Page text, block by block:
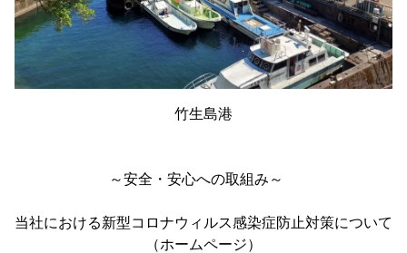
竹生島港
～安全・安心への取組み～
当社における新型コロナウィルス感染症防止対策について
（ホームページ）